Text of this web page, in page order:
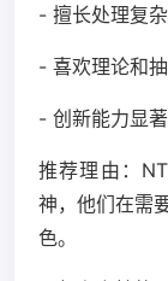
- 擅长处理复
- 喜欢理论和
- 创新能力显著
推荐理由：
神，他们在需
色。